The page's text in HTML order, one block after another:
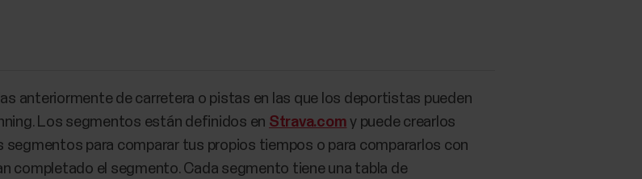
anteriormente de carretera o pistas en las que los deportistas pueden
Los segmentos están definidos en Strava.com y puede crearlos
segmentos para comparar tus propios tiempos o para compararlos con
completado el segmento. Cada segmento tiene una tabla de